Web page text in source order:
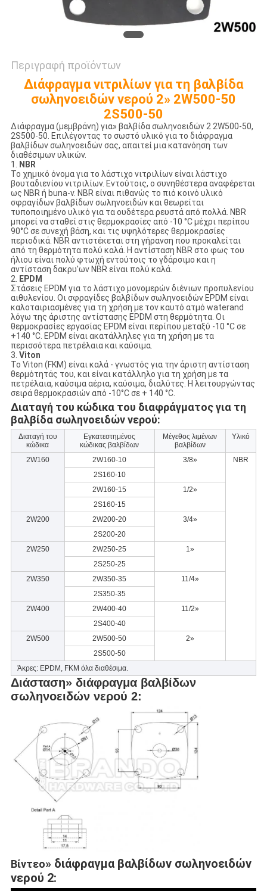
Περιγραφή προϊόντων
Διάφραγμα νιτριλίων για τη βαλβίδα
σωληνοειδών νερού 2» 2W500-50
2S500-50
Διάφραγμα (μεμβράνη) για» βαλβίδα σωληνοειδών 2 2W500-50,
2S500-50. Επιλέγοντας το σωστό υλικό για το διάφραγμα
βαλβίδων σωληνοειδών σας, απαιτεί μια κατανόηση των
διαθέσιμων υλικών.
1. NBR
Το χημικό όνομα για το λάστιχο νιτριλίων είναι λάστιχο
βουταδιενίου νιτριλίων. Εντούτοις, ο συνηθέστερα αναφέρεται
ως NBR ή buna-ν. NBR είναι πιθανώς το πιό κοινό υλικό
σφραγίδων βαλβίδων σωληνοειδών και θεωρείται
τυποποιημένο υλικό για τα ουδέτερα ρευστά από πολλά. NBR
μπορεί να σταθεί στις θερμοκρασίες από -10 °C μέχρι περίπου
90°C σε συνεχή βάση, και τις υψηλότερες θερμοκρασίες
περιοδικά. NBR αντιστέκεται στη γήρανση που προκαλείται
από τη θερμότητα πολύ καλά. Η αντίσταση NBR στο φως του
ήλιου είναι πολύ φτωχή εντούτοις το γδάρσιμο και η
αντίσταση δακρυ'ων NBR είναι πολύ καλά.
2. EPDM
Στάσεις EPDM για το λάστιχο μονομερών διένιων προπυλενίου
αιθυλενίου. Οι σφραγίδες βαλβίδων σωληνοειδών EPDM είναι
καλοταιριασμένες για τη χρήση με τον καυτό ατμό waterand
λόγω της άριστης αντίστασης EPDM στη θερμότητα. Οι
θερμοκρασίες εργασίας EPDM είναι περίπου μεταξύ -10 °C σε
+140 °C. EPDM είναι ακατάλληλες για τη χρήση με τα
περισσότερα πετρέλαια και καύσιμα.
3. Viton
Το Viton (FKM) είναι καλά - γνωστός για την άριστη αντίσταση
θερμότητάς του, και είναι κατάλληλο για τη χρήση με τα
πετρέλαια, καύσιμα αέρια, καύσιμα, διαλύτες. Η λειτουργώντας
σειρά θερμοκρασιών από -10°C σε + 140 °C.
Διαταγή του κώδικα του διαφράγματος για τη
βαλβίδα σωληνοειδών νερού:
Διαταγή του
κώδικα
Εγκατεστημένος
κώδικας βαλβίδων
Μέγεθος λιμένων
βαλβίδων
Υλικό
2W160 2W160-10 3/8»
NBR
2S160-10
2W160-15
1/2»
2S160-15
2W200
2W200-20
3/4»
2S200-20
2W250
2W250-25
1»
2S250-25
2W350
2W350-35
11/4»
2S350-35
2W400
2W400-40
11/2»
2S400-40
2W500
2W500-50
2»
2S500-50
Άκρες: EPDM, FKM όλα διαθέσιμα.
Διάσταση» διάφραγμα βαλβίδων
σωληνοειδών νερού 2:
Βίντεο» διάφραγμα βαλβίδων σωληνοειδών
νερού 2: